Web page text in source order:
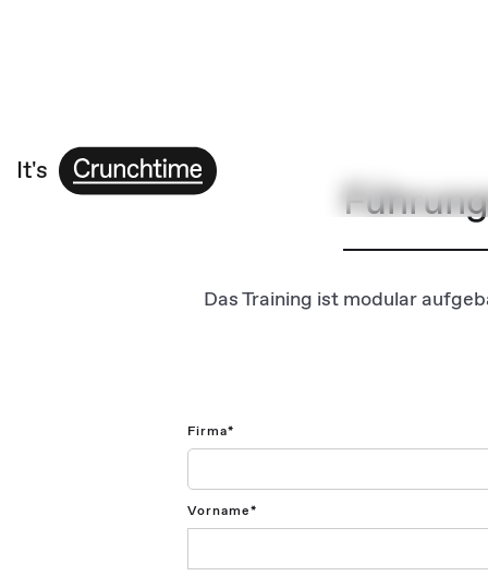
It's
Das Training ist modular
Firma*
Vorname*